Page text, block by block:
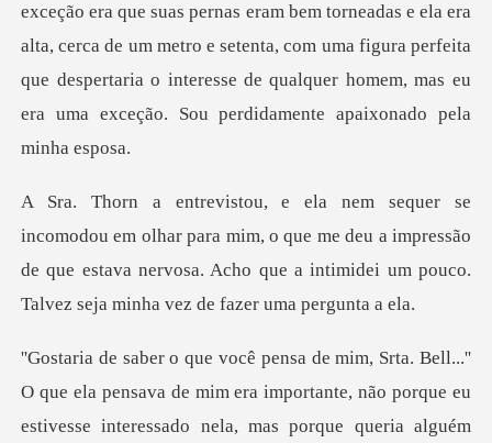
exceção era que suas pernas eram bem torneadas e ela era
alta, cerca de um metro e set
ara mim, o que me deu a impressão
de que estava nervosa. Acho que a
de mim era importante, não porque eu
estivesse interessado nela, mas porque q